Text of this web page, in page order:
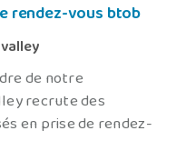
rendez-vous btob
de notre
recrute des
en prise de rendez-